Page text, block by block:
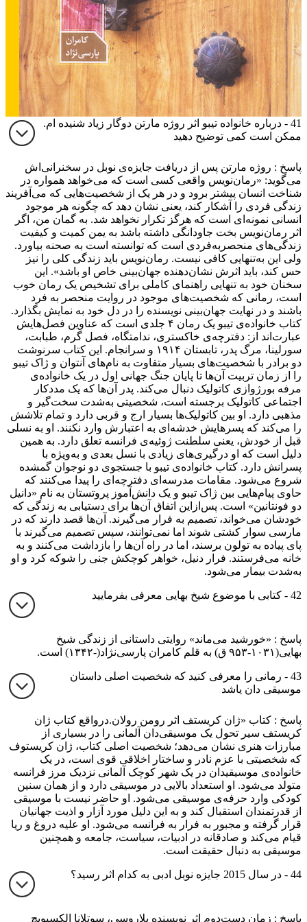
41 - درباره خانواده تیبو اثر روژه مارتن دوگار زیاد شنیده ام.
ممکن است کمی توضیح دهید
پاسخ : روژه مارتن پس از دریافت جایزه‌ی نوبل در سخنرانی‌اش
می‌گوید: ‌«رمان‌نویس واقعی کسی است که می‌خواهد همواره در
شناخت انسان پیشتر برود و در هر یک از شخصیت‌هایی که می‌آفریند
زندگی فردی را آشکار کند، یعنی نشان دهد که چگونه هر موجود
انسانی نمونه‌ای است که هرگز تکرار نخواهد شد. به گمان من، اگر
اثر رمان‌نویس بخت جاودانگی داشته باشد به یمن کمیت و کیفیت
زندگی‌های منحصربه‌فردی است که توانسته است به صحنه بیاورد.
ولی این به‌تنهایی کافی نیست. رمان‌نویس باید زندگی کلی را نیز
حس کند، باید اثرش نشان‌دهنده جهان‌بینی خاص او باشد». این
سخنان خود به تنهایی راهنمای کاملی برای تشخیص یک رمان خوب
است، رمانی که شخصیت‌های موجود در روایت منحصر به فرد
باشند و در نهایت جهان‌بینی نویسنده را در دل خود به نمایش بگذارد.
کتاب خانواده‌ی تیبو یک رمان ۴ جلدی است که عناوین فصل‌هایش
عبارت‌اند از: دفترچه‌ی خاکستری، ندامتگاه، فصل گرم، طبابت،
سورلینا، مرگ پدر، تابستان ۱۹۱۴ و سرانجام. این کتاب سرنوشت
دو برادر با شخصیت‌های بسیار متفاوت به نام‌های آنتوان و ژاک تیبو
را از زمان تربیت آن‌ها تا پایان جنگ جهانی اول در یک خانواده‌ی
مرفه بورژوازی کاتولیک دنبال می‌کند. پدر آن‌ها که یک مددکار
اجتماعی کاتولیک برجسته است، شخصیتی به‌شدت سخت‌گیر و
مذهبی دارد. او بین کاتولیک‌ها بسیار ارج ‌و قربی دارد و تمام تلاشش
را می‌کند که پسرهایش خدشه‌ای به اعتبارش وارد نکنند. او به نسلی
قبل از خودش، یعنی سلطنت ژوئیه‌ی فرانسه تعلق دارد. به همین
دلیل است که او درگیری‌های زیادی با نسل بعدی و به‌ویژه با
پسرانش دارد. کتاب خانواده‌ی تیبو با جستجوی دو نوجوان گمشده
شروع می‌شود. مقامات مدرسه‌ای دفترچه‌ای را پیدا می‌کنند که
حاوی پیام‌هایی بین ژاک تیبو و یک دانش‌آموز پروتستان به نام «دانیل
دو فونتانین» است. پس‌ازاین اتفاق آن‌ها برای دستیابی به زندگی که
خودشان می‌خواند،‌ تصمیم به فرار می‌گیرند. آن‌ها قصد دارند که در
مارسی سوار کشتی شوند اما نمی‌توانند، سپس تصمیم می‌گیرند با
پای پیاده به تولون برسند، اما در راه آن‌ها را بازداشت می‌کنند و به
خانه می‌فرستند. فرار دنیل، خواهر کوچکش جنی را شوکه کرد و او
به‌شدت بیمار می‌شود.
42 - کتابی با موضوع شیخ بهایی معرفی بفرمایید
پاسخ : «خورشید می‌ماند» روایتی داستانی از زندگی شیخ
بهایی(۱۰۳۱-۹۵۳ ق) به قلم کامران پارسی‌نژاد(-۱۳۴۲) است.
43 - رمانی را معرفی کنید که شخصیت اصلی داستان
موسیقی دان یاشد
پاسخ : کتاب «ژان کریستف اثر رومن رولان.درواقع کتاب ژان
کریستف سیر تحول یک موسیقی‌دان آلمانی را در بسیاری از
مبارزات هنری نشان می‌دهد؛ شخصیت اصلی کتاب،‌ ژان کریستوف
که شخصیتی با عزم نادر و ساختار اخلاقی قوی است، در یک
خانواده‌ی موسیقیدان در یک شهر کوچک آلمانی نزدیک مرز فرانسه
متولد می‌شود. او استعداد بالایی در موسیقی دارد و از همان سنین
کودکی وارد حرفه‌ی موسیقی می‌شود. او حاضر نیست با موسیقی
از قدرتمندان استقبال کند و به این دلیل مورد آزار و اذیت جهانیان
قرار گرفته و مجبور به فرار به فرانسه می‌شود. او علیه دروغ و ریا
قیام می‌کند و صادقانه در ادبیات، سیاست، جامعه و همچنین
موسیقی به دنبال حقیقت است.
44 - در سال 2015 جایزه نوبل ادبی به کدام اثر رسید؟
پاسخ : زمان دست‌دوم اثر نویسنده‌ بلاروسی، سوتلانا الکسیویچ